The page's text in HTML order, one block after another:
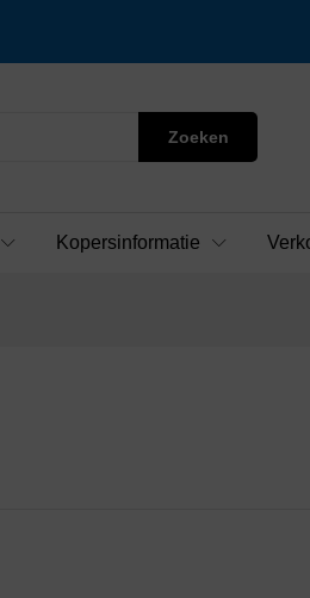
Zoeken
Kopersinformatie